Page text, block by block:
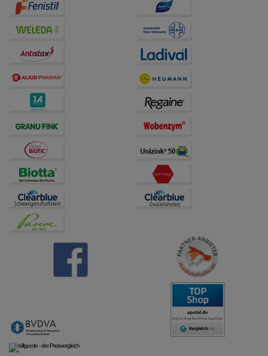
Drittseiten möglichst relevant für Sie zu gestalten.
Dritte wie z.B. Google oder soziale Medien